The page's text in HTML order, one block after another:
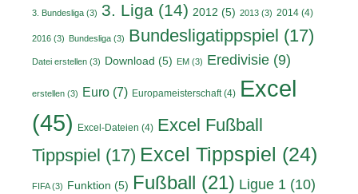
3. Bundesliga (3) 3. Liga (14) 2012 (5) 2013 (3) 2014 (4)
2016 (3) Bundesliga (3) Bundesligatippspiel (17)
Datei erstellen (3) Download (5) EM (3) Eredivisie (9)
erstellen (3) Euro (7) Europameisterschaft(4) Excel
(45)
Excel-Dateien (4) Excel Fußball
Tippspiel (17) Excel Tippspiel (24)
FIFA(3) Funktion (5) Fußball (21) Ligue 1 (10)